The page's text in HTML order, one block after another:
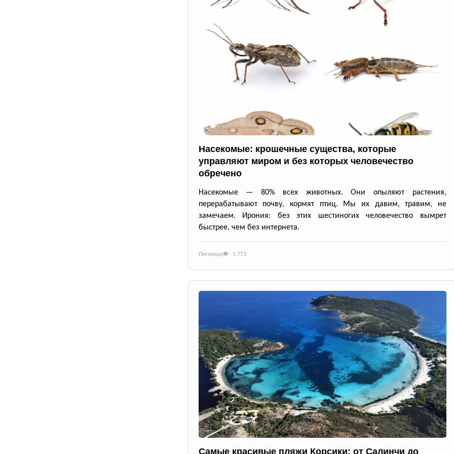
Насекомые: крошечные существа, которые
управляют миром и без которых человечество
обречено
Насекомые — 80% всех животных. Они опыляют растения,
перерабатывают почву, кормят птиц. Мы их давим, травим, не
замечаем. Ирония: без этих шестиногих человечество вымрет
быстрее, чем без интернета.
Питомцы 1 773
Самые красивые пляжи Корсики: от Салинчи до